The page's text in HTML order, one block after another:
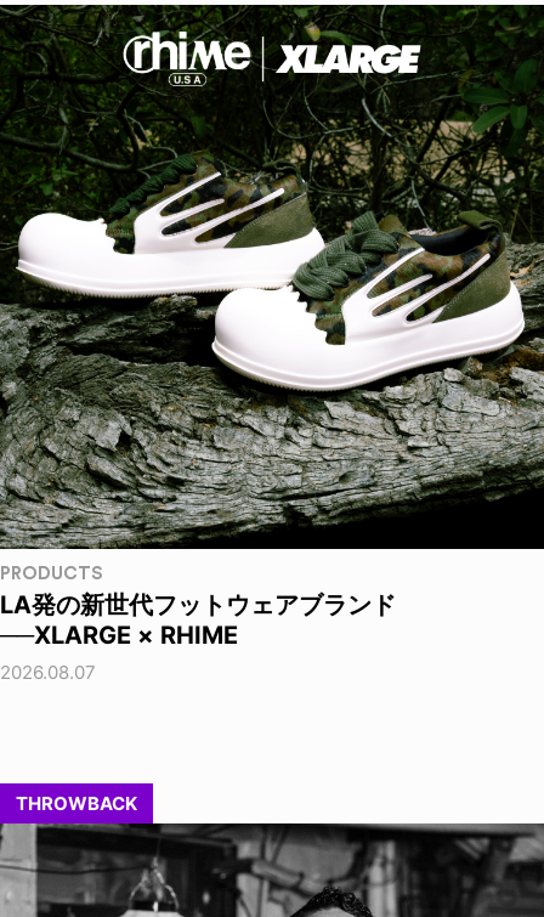
PRODUCTS
LA発の新世代フットウェアブランド
──XLARGE × RHIME
2026.08.07
THROWBACK